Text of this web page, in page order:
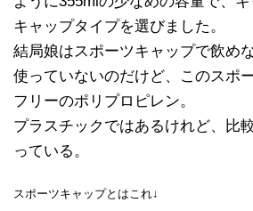
キャップタイプを選びました。
結局娘はスポーツキャップで飲め
使っていないのだけど、このスポ
フリーのポリプロピレン。
プラスチックではあるけれど、比
っている。
スポーツキャップとはこれ↓